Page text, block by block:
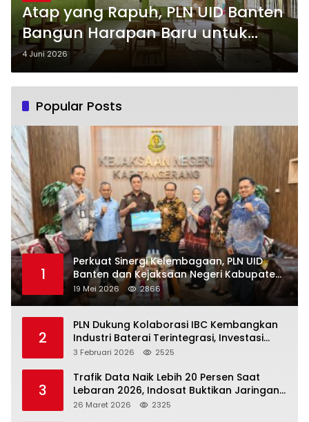
Atap yang Rapuh, PLN UID Banten
Bangun Harapan Baru untuk
Generasi Citepuseun
4 Juni 2026
Popular Posts
1
Perkuat Sinergi Kelembagaan, PLN UID
Banten dan Kejaksaan Negeri Kabupaten
Tangerang Kolaborasi Dukung Pelayanan
Publik
19 Mei 2026 2866
2
PLN Dukung Kolaborasi IBC Kembangkan
Industri Baterai Terintegrasi, Investasi
Capai USD 6 Miliar
3 Februari 2026 2525
3
Trafik Data Naik Lebih 20 Persen Saat
Lebaran 2026, Indosat Buktikan Jaringan
Tangguh Layani Jutaan Pemudik
26 Maret 2026 2325